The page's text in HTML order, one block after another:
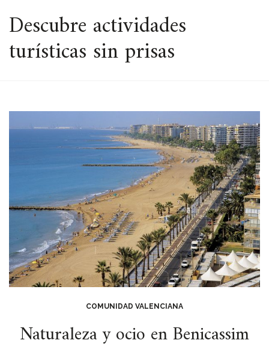
ESPACIO
Descubre actividades
turísticas sin prisas
COMUNIDAD VALENCIANA
Naturaleza y ocio en Benicassim